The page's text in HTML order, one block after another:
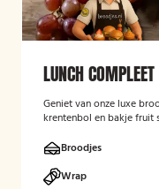
LUNCH
Geniet van onze luxe
krentenbol en bakje fruit
Broodjes
Wrap